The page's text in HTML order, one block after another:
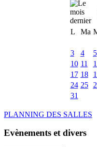
L
Ma
3
4 5
10 11
17 18
24 25
31
PLANNING DES SALLES
Evènements et divers